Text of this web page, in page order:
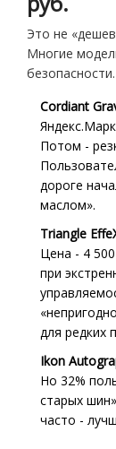
Это не
Многие
безопасности.
Cordiant
Потом -
дороге
маслом».
Triangle
Цена - 4
при
для редких
Ikon
Но 32%
старых
часто -